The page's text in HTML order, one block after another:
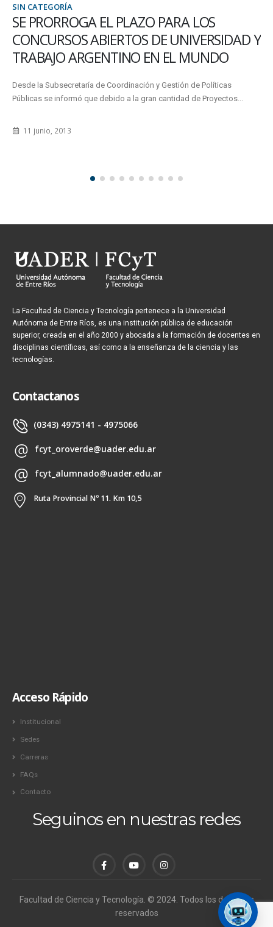
SIN CATEGORÍA
SE PRORROGA EL PLAZO PARA LOS
CONCURSOS ABIERTOS DE UNIVERSIDAD Y
TRABAJO ARGENTINO EN EL MUNDO
Desde la Subsecretaría de Coordinación y Gestión de Políticas
Públicas se informó que debido a la gran cantidad de Proyectos...
11 junio, 2013
La Facultad de Ciencia y Tecnología pertenece a la Universidad
Autónoma de Entre Ríos, es una institución pública de educación
superior, creada en el año 2000 y abocada a la formación de docentes en
disciplinas científicas, así como a la enseñanza de la ciencia y las
tecnologías.
Contactanos
(0343) 4975141 - 4975066
fcyt_oroverde@uader.edu.ar
fcyt_alumnado@uader.edu.ar
Ruta Provincial Nº 11. Km 10,5
Acceso Rápido
Institucional
Sedes
Carreras
FAQs
Contacto
Seguinos en nuestras redes
Facultad de Ciencia y Tecnología. © 2024. Todos los derechos
reservados